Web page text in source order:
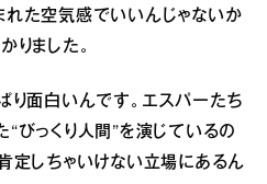
れた空気感でいいんじゃないか
りました。
り面白いんです。エスパーたち
びっくり人間”を演じているの
定しちゃいけない立場にあるん